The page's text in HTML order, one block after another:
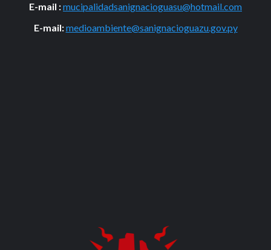
E-mail :mucipalidadsanignacioguasu@hotmail.com
E-mail:medioambiente@sanignacioguazu.gov.py